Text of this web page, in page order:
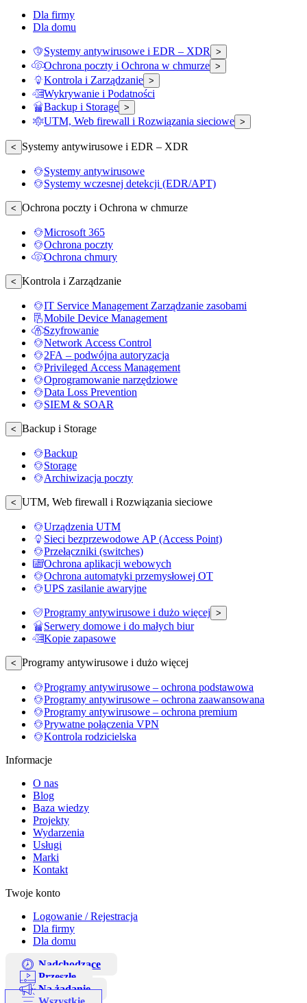
Dla firmy
Dla domu
Systemy antywirusowe i EDR – XDR >
Ochrona poczty i Ochrona w chmurze >
Kontrola i Zarządzanie >
Wykrywanie i Podatności
Backup i Storage >
UTM, Web firewall i Rozwiązania sieciowe >
< Systemy antywirusowe i EDR – XDR
Systemy antywirusowe
Systemy wczesnej detekcji (EDR/APT)
< Ochrona poczty i Ochrona w chmurze
Microsoft 365
Ochrona poczty
Ochrona chmury
< Kontrola i Zarządzanie
IT Service Management Zarządzanie zasobami
Mobile Device Management
Szyfrowanie
Network Access Control
2FA – podwójna autoryzacja
Privileged Access Management
Oprogramowanie narzędziowe
Data Loss Prevention
SIEM & SOAR
< Backup i Storage
Backup
Storage
Archiwizacja poczty
< UTM, Web firewall i Rozwiązania sieciowe
Urządzenia UTM
Sieci bezprzewodowe AP (Access Point)
Przełączniki (switches)
Ochrona aplikacji webowych
Ochrona automatyki przemysłowej OT
UPS zasilanie awaryjne
Programy antywirusowe i dużo więcej >
Serwery domowe i do małych biur
Kopie zapasowe
< Programy antywirusowe i dużo więcej
Programy antywirusowe – ochrona podstawowa
Programy antywirusowe – ochrona zaawansowana
Programy antywirusowe – ochrona premium
Prywatne połączenia VPN
Kontrola rodzicielska
Informacje
O nas
Blog
Baza wiedzy
Projekty
Wydarzenia
Usługi
Marki
Kontakt
Twoje konto
Logowanie / Rejestracja
Dla firmy
Dla domu
Nadchodzące
Przeszłe
Na żądanie